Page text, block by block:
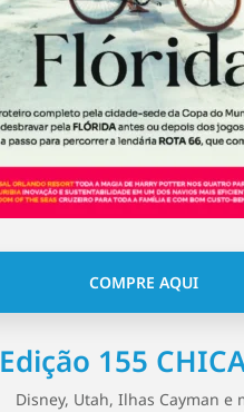
COMPRE AQUI
Edição 155
Disney, Utah, Ilhas Cayman e